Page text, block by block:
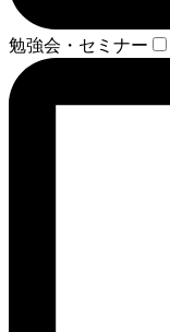
勉強会・セミナー